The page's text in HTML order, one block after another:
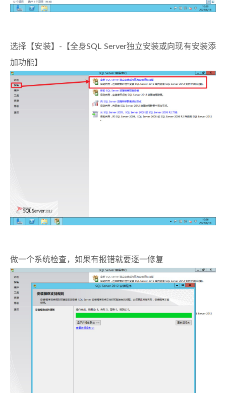
选择【安装】-【全身SQL Server独立安装或向现有安装添
加功能】
做一个系统检查，如果有报错就要逐一修复